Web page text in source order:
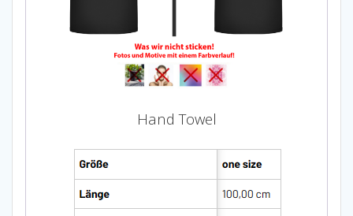
Hand Towel